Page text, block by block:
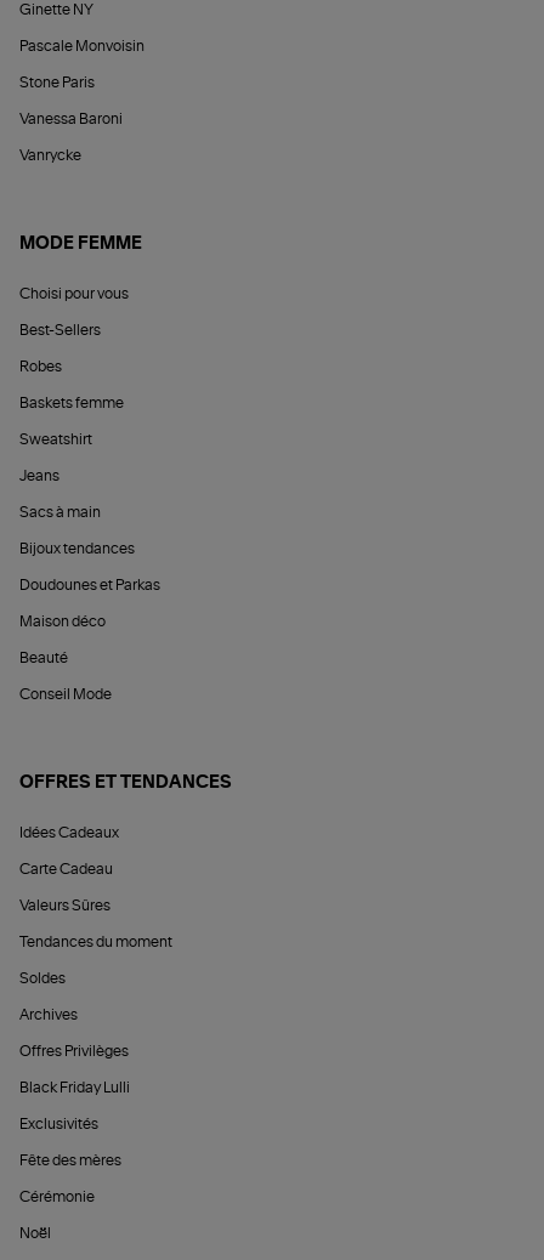
Ginette NY
Pascale Monvoisin
Stone Paris
Vanessa Baroni
Vanrycke
MODE FEMME
Choisi pour vous
Best-Sellers
Robes
Baskets femme
Sweatshirt
Jeans
Sacs à main
Bijoux tendances
Doudounes et Parkas
Maison déco
Beauté
Conseil Mode
OFFRES ET TENDANCES
Idées Cadeaux
Carte Cadeau
Valeurs Sûres
Tendances du moment
Soldes
Archives
Offres Privilèges
Black Friday Lulli
Exclusivités
Fête des mères
Cérémonie
Noël